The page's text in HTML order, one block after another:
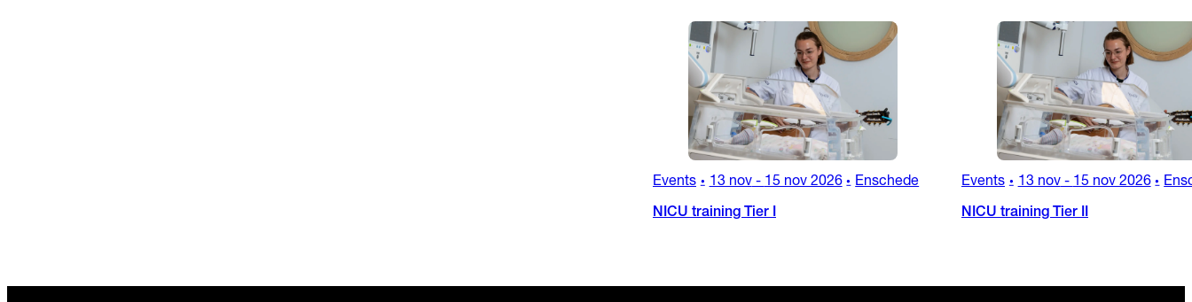
Events • 13 nov- 15 nov 2026 • Enschede
NICU training Tier I
Events • 13 nov- 15 nov 2026 •
NICU training Tier II